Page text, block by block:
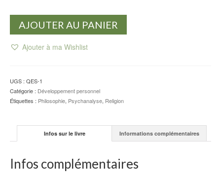
AJOUTER AU PANIER
Ajouter à ma Wishlist
UGS : QES-1
Catégorie : Développement personnel
Étiquettes : Philosophie, Psychanalyse, Religion
Infos sur le livre Informations complémentaires
Infos complémentaires